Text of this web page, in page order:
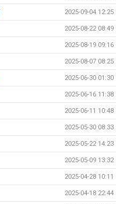
2025-09-04 12:25
2025-08-22 08:49
2025-08-19 09:16
2025-08-07 08:25
2025-06-30 01:30
2025-06-16 11:38
2025-06-11 10:48
2025-05-30 08:33
2025-05-22 14:23
2025-05-09 13:32
2025-04-28 10:11
2025-04-18 22:44